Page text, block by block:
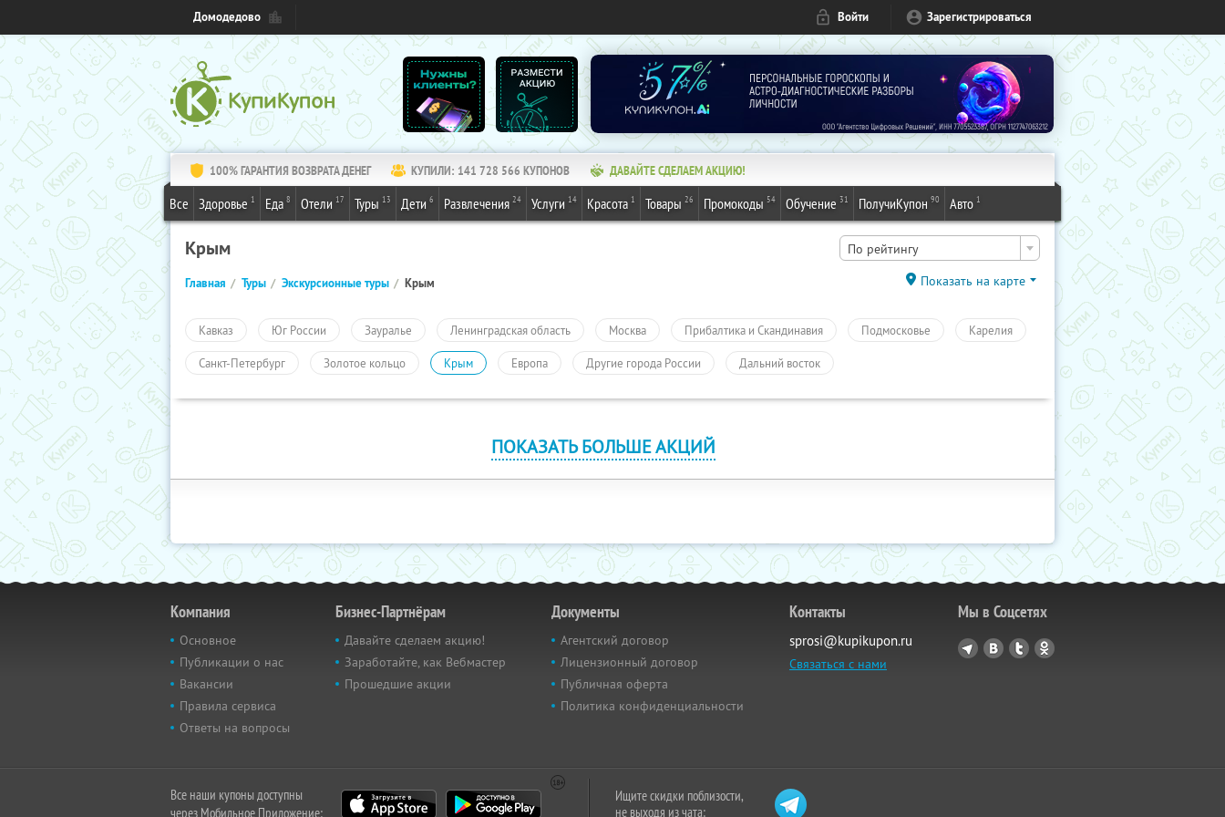
Домодедово Войти Зарегистрироваться
100% ГАРАНТИЯ ВОЗВРАТА ДЕНЕГ КУПИЛИ: 141 728 566 КУПОНОВ ДАВАЙТЕ СДЕЛАЕМ АКЦИЮ!
Все Здоровье 1 Еда 8 Отели 17 Туры 13 Дети 6 Развлечения 24 Услуги 14 Красота 1 Товары 26 Промокоды 54 Обучение 31 ПолучиКупон 90 Авто 1
Крым По рейтингу
Главная Туры Экскурсионные туры Крым Показать на карте
Кавказ Юг России Зауралье Ленинградская область Москва Прибалтика и Скандинавия Подмосковье Карелия
Санкт-Петербург Золотое кольцо Крым Европа Другие города России Дальний восток
ПОКАЗАТЬ БОЛЬШЕ АКЦИЙ
Компания
Основное
Публикации о нас
Вакансии
Правила сервиса
Ответы на вопросы
Бизнес-Партнёрам
Давайте сделаем акцию!
Заработайте, как Вебмастер
Прошедшие акции
Документы
Агентский договор
Лицензионный договор
Публичная оферта
Политика конфиденциальности
Контакты
sprosi@kupikupon.ru
Связаться с нами
Мы в Соцсетях
Все наши купоны доступны
через Мобильное Приложение:
Ищите скидки поблизости,
не выходя из чата: